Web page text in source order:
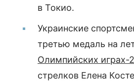
в Токио.
Украинские
третью медаль на
Олимпийских играх-
стрелков Елена